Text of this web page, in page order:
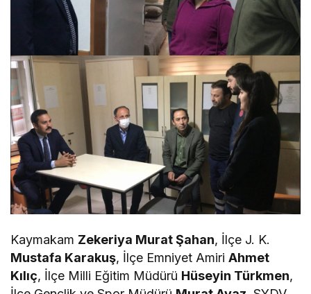
Kaymakam Zekeriya Murat Şahan, İlçe J. K.
Mustafa Karakuş, İlçe Emniyet AmiriAhmet
Kılıç, İlçe Milli Eğitim Müdürü Hüseyin Türkmen,